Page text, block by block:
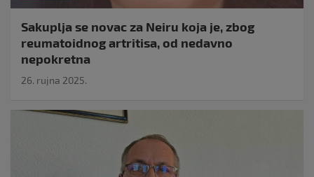
Sakuplja se novac za Neiru koja je, zbog
reumatoidnog artritisa, od nedavno
nepokretna
26. rujna 2025.